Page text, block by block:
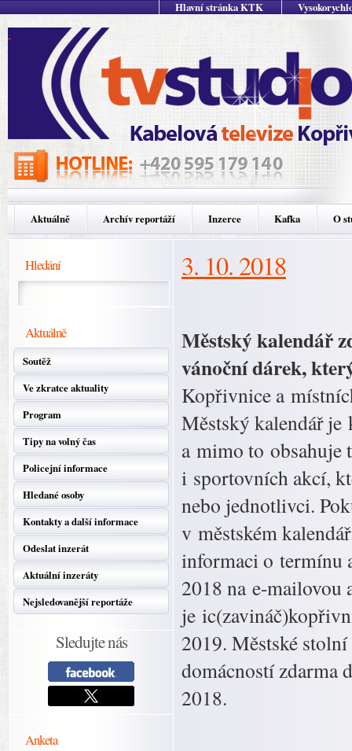
Hlavní stránka KTK
Aktuálně Archív reportáží Inzerce Kafka O
Hledání
Aktuálně
Soutěž
Ve zkratce aktuality
Program
Tipy na volný čas
Policejní informace
Hledané osoby
Kontakty a další informace
Odeslat inzerát
Aktuální inzeráty
Nejsledovanější reportáže
Sledujte nás
Anketa
3. 10. 2018
Městský kalendář
vánoční dárek,
Kopřivnice a
Městský kalendář je
a mimo to obsahuje
i sportovních akcí,
nebo jednotlivci.
v městském
informaci o termínu
2018 na e-mailovou
je
2019. Městské
domácností zdarma
2018.